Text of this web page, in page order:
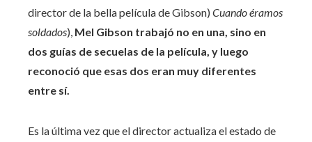
director de la bella película de Gibson) Cuando éramos
soldados), Mel Gibson trabajó no en una, sino en
dos guías de secuelas de la película, y luego
reconoció que esas dos eran muy diferentes
entre sí.
Es la última vez que el director actualiza el estado de